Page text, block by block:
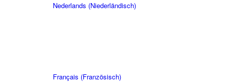
Nederlands (Niederländisch)
Français (Französisch)